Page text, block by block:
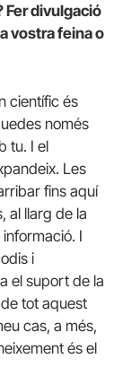
Fer divulgació
vostra feina o
científic és
només
tu. I el
Les
fins aquí
al llarg de la
I
i
el suport de la
tot aquest
cas, a més,
és el